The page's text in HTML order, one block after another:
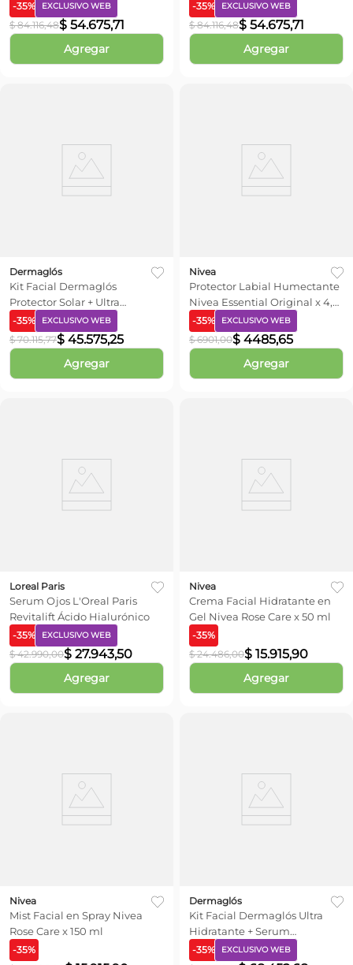
Repuesto
-35% EXCLUSIVO WEB
$ 84.116,48$ 54.675,71
Agregar
-35% EXCLUSIVO WEB
$ 84.116,48$ 54.675,71
Agregar
Dermaglós
Kit Facial Dermaglós
Protector Solar + Ultra
Hidratación
-35% EXCLUSIVO WEB
$ 70.115,77$ 45.575,25
Agregar
Nivea
Protector Labial Humectante
Nivea Essential Original x 4,8
grs
-35% EXCLUSIVO WEB
$ 6901,00$ 4485,65
Agregar
Loreal Paris
Serum Ojos L'Oreal Paris
Revitalift Ácido Hialurónico
-35% EXCLUSIVO WEB
$ 42.990,00$ 27.943,50
Agregar
Nivea
Crema Facial Hidratante en
Gel Nivea Rose Care x 50 ml
-35%
$ 24.486,00$ 15.915,90
Agregar
Nivea
Mist Facial en Spray Nivea
Rose Care x 150 ml
-35%
Dermaglós
Kit Facial Dermaglós Ultra
Hidratante + Serum
Niacinamida
-35% EXCLUSIVO WEB